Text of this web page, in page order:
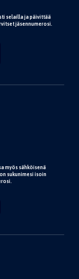
selailla ja päivittää
jäsennumerosi.
myös sähköisenä
sukunimesi isoin